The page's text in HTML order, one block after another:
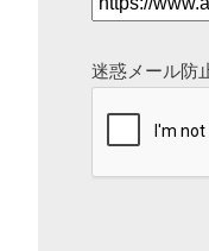
迷惑メール防